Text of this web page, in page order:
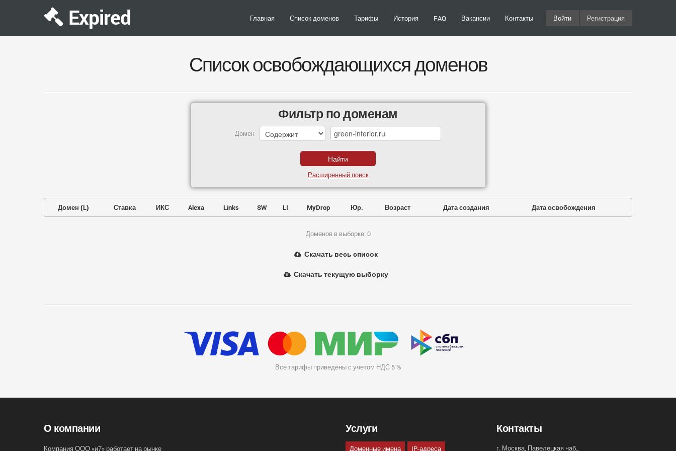
Expired Главная Список доменов Тарифы История FAQ Вакансии Контакты Войти Регистрация
Список освобождающихся доменов
Фильтр по доменам
Домен
Расширенный поиск
Домен (L) Ставка ИКС Alexa Links SW LI MyDrop Юр. Возраст Дата создания Дата освобождения
Доменов в выборке: 0
Скачать весь список
Скачать текущую выборку
Все тарифы приведены с учетом НДС 5 %
О компании
Компания ООО «и7» работает на рынке
Услуги
Доменные имена IP-адреса
Контакты
г. Москва, Павелецкая наб.,